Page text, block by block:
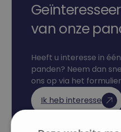
van onze
Heeft u interesse in
panden? Neem dan
ons op via het
Ik heb interesse